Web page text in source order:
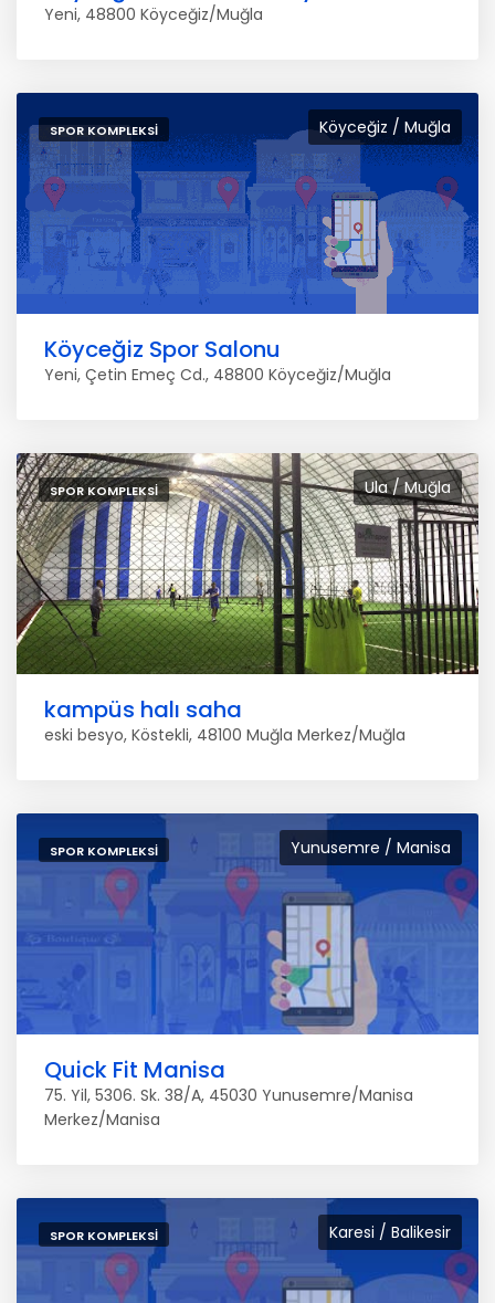
Yeni, 48800 Köyceğiz/Muğla
Köyceğiz / Muğla
SPOR KOMPLEKSI
Köyceğiz Spor Salonu
Yeni, Çetin Emeç Cd., 48800 Köyceğiz/Muğla
Ula / Muğla
SPOR KOMPLEKSI
kampüs halı saha
eski besyo, Köstekli, 48100 Muğla Merkez/Muğla
Yunusemre / Manisa
SPOR KOMPLEKSI
Quick Fit Manisa
75. Yil, 5306. Sk. 38/A, 45030 Yunusemre/Manisa
Merkez/Manisa
Karesi / Balikesir
SPOR KOMPLEKSI